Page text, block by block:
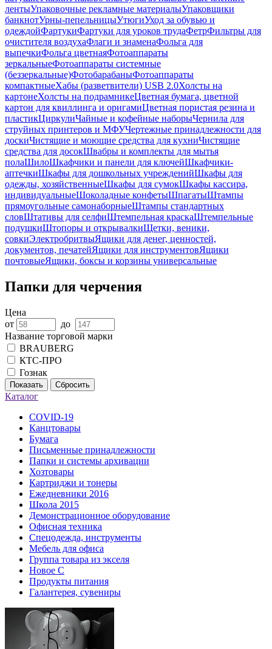
лентыУпаковочные рекламные материалыУпаковщики
банкнотУрны-пепельницыУтюгиУход за обувью и
одеждойФартукиФартуки для уроков трудаФетрФильтры для
очистителя воздухаФлаги и знаменаФольга для
выпечкиФольга цветнаяФотоаппараты
зеркальныеФотоаппараты системные
(беззеркальные)ФотобарабаныФотоаппараты
компактныеХабы (разветвители) USB 2.0Холсты на
картонеХолсты на подрамникеЦветная бумага, цветной
картон для квиллинга и оригамиЦветная пористая резина и
пластикЦиркулиЧайные и кофейные наборыЧернила для
струйных принтеров и МФУЧертежные принадлежности для
доскиЧистящие и моющие средства для кухниЧистящие
средства для досокШвабры и комплекты для мытья
полаШилоШкафчики и панели для ключейШкафчики-
аптечкиШкафы для дошкольных учрежденийШкафы для
одежды, хозяйственныеШкафы для сумокШкафы кассира,
индивидуальныеШоколадные конфетыШпагатыШтампы
прямоугольные самонаборныеШтампы стандартных
словШтативы для селфиШтемпельная краскаШтемпельные
подушкиШтопоры и открывалкиЩетки, веники,
совкиЭлектробритвыЯщики для денег, ценностей,
документов, печатейЯщики для инструментовЯщики
почтовыеЯщики, боксы и корзины универсальные
Папки для черчения
Цена
от
до
Название торговой марки
BRAUBERG
КТС-ПРО
Гознак
Показать Сбросить
Каталог
COVID-19
Канцтовары
Бумага
Письменные принадлежности
Папки и системы архивации
Хозтовары
Картриджи и тонеры
Ежедневники 2016
Школа 2015
Демонстрационное оборудование
Офисная техника
Спецодежда, инструменты
Мебель для офиса
Группа товара из экселя
Новое С
Продукты питания
Галантерея, сувениры